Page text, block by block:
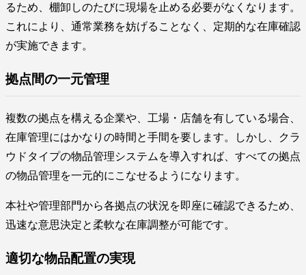
るため、棚卸しのたびに現場を止める必要がなくなります。
これにより、通常業務を妨げることなく、定期的な在庫確認
が実施できます。
拠点間の一元管理
複数の拠点を構える企業や、工場・店舗を有している場合、
在庫管理にはかなりの時間と手間を要します。しかし、クラ
ウドタイプの物品管理システムを導入すれば、すべての拠点
の物品管理を一元的にこなせるようになります。
本社や管理部門から各拠点の状況を即座に確認できるため、
迅速な意思決定と柔軟な在庫調整が可能です。
適切な物品配置の実現